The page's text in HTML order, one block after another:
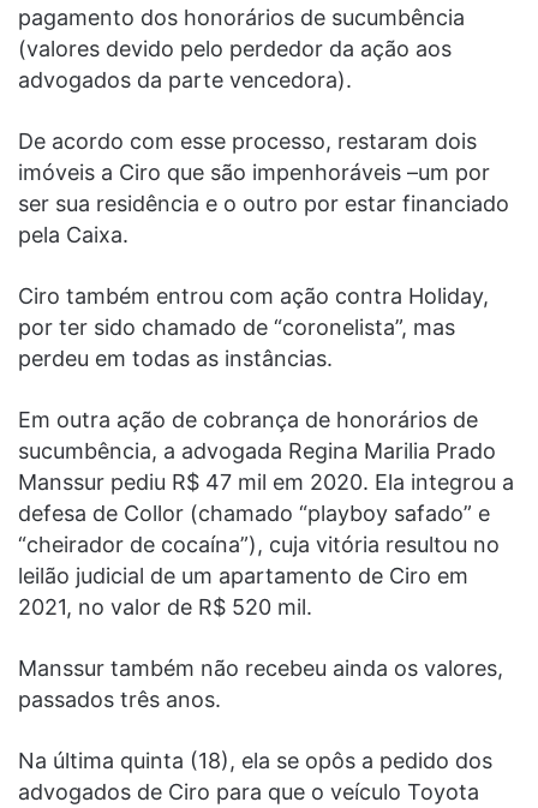
pagamento dos honorários de sucumbência
(valores devido pelo perdedor da ação aos
advogados da parte vencedora).
De acordo com esse processo, restaram dois
imóveis a Ciro que são impenhoráveis –um por
ser sua residência e o outro por estar financiado
pela Caixa.
Ciro também entrou com ação contra Holiday,
por ter sido chamado de “coronelista”, mas
perdeu em todas as instâncias.
Em outra ação de cobrança de honorários de
sucumbência, a advogada Regina Marilia Prado
Manssur pediu R$ 47 mil em 2020. Ela integrou a
defesa de Collor (chamado “playboy safado” e
“cheirador de cocaína”), cuja vitória resultou no
leilão judicial de um apartamento de Ciro em
2021, no valor de R$ 520 mil.
Manssur também não recebeu ainda os valores,
passados três anos.
Na última quinta (18), ela se opôs a pedido dos
advogados de Ciro para que o veículo Toyota